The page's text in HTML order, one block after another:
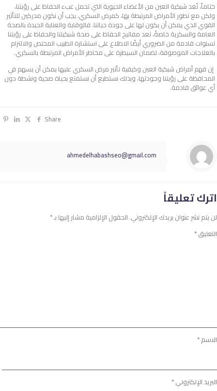
ختاماً، تُعد شبكية العين من الأعضاء الحيوية التي تحمل عبء الحفاظ على رؤيتنا،
ولكن مع تطور الأمراض المرتبطة بها، كمرض السكري، يجب أن نكون مدركين للتأثير
القوي الذي يمكن أن يكون لها على جودة حياتنا. فالوقاية والعناية الجيدة بالصحة
العامة والسكرية خاصةً، تعد مفاتيح الحفاظ على صحة شبكيتنا والحفاظ على رؤيتنا
لسنوات قادمة من الضروري أيضًا الاطلاع على استشارة الطبيب المختص والالتزام
بالعلاجات الموصوفة، لضمان السيطرة على مخاطر الأمراض المرتبطة بالسكري.
إن فهم أمراض شبكية العين وكيفية تأثير مرض السكري عليها يمكن أن يسهم في
المحافظة على رؤيتنا وجودتها، وبذلك نستطيع أن نستمتع بحياة صحية ونشطة دون
أي عوائق قادمة.
Share
ahmedelhabashseo@gmail.com
اترك تعليقاً
لن يتم نشر عنوان بريدك الإلكتروني. الحقول الإلزامية مشار إليها بـ*
التعليق*
الاسم*
البريد الإلكتروني*